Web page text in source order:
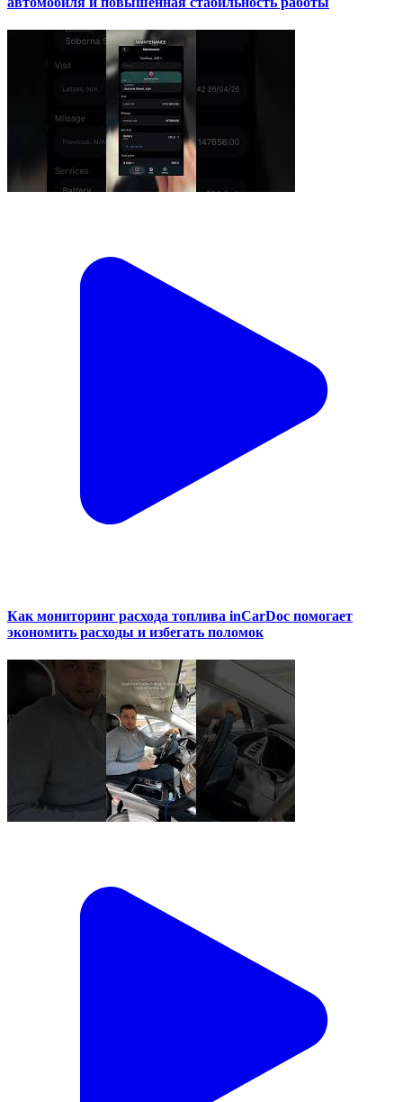
Как мониторинг расхода топлива inCarDoc помогает
экономить расходы и избегать поломок